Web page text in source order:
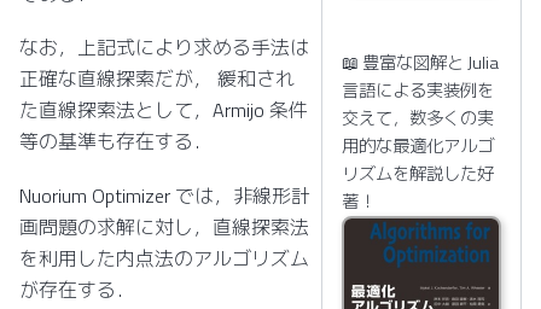
📖 豊富な図解と Julia
言語による実装例を
交えて，数多くの実
用的な最適化アルゴ
リズムを解説した好
著！
なお，上記式により求める手法は
正確な直線探索だが， 緩和され
た直線探索法として，Armijo 条件
等の基準も存在する．
Nuorium Optimizer では，非線形計
画問題の求解に対し，直線探索法
を利用した内点法のアルゴリズム
が存在する．